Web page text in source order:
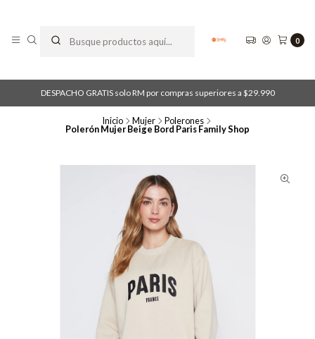
0
DESPACHO GRATIS solo RM por compras superiores a $29.990
Inicio Mujer Polerones
Polerón Mujer Beige Bord Paris Family Shop